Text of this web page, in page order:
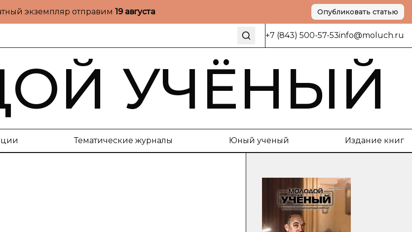
экземпляр отправим 19 августа Опубликовать статью
+7 (843) 500-57-53info@moluch.ru
УЧЁНЫЙ
Тематические журналы Юный ученый Издание книг